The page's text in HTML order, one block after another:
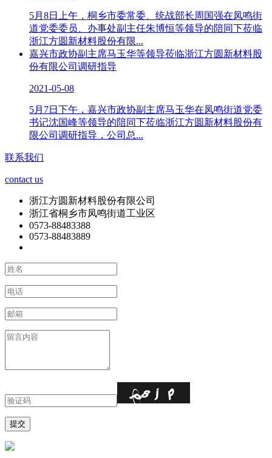
5月8日上午，桐乡市委常委、统战部长周国强在凤鸣街
道党委委员、办事处副主任朱博恒等领导的陪同下莅临
浙江方圆新材料股份有限...
嘉兴市政协副主席马玉华等领导莅临浙江方圆新材料股
份有限公司调研指导
2021-05-08
5月7日下午，嘉兴市政协副主席马玉华在凤鸣街道党委
书记沈国峰等领导的陪同下莅临浙江方圆新材料股份有
限公司调研指导，公司总...
联系我们
contact us
浙江方圆新材料股份有限公司
浙江省桐乡市凤鸣街道工业区
0573-88483388
0573-88483889